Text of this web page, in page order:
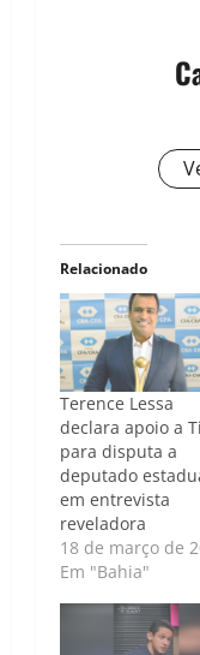
Relacionado
Terence Lessa
declara apoio a
para disputa a
deputado
em entrevista
reveladora
18 de março de
Em "Bahia"